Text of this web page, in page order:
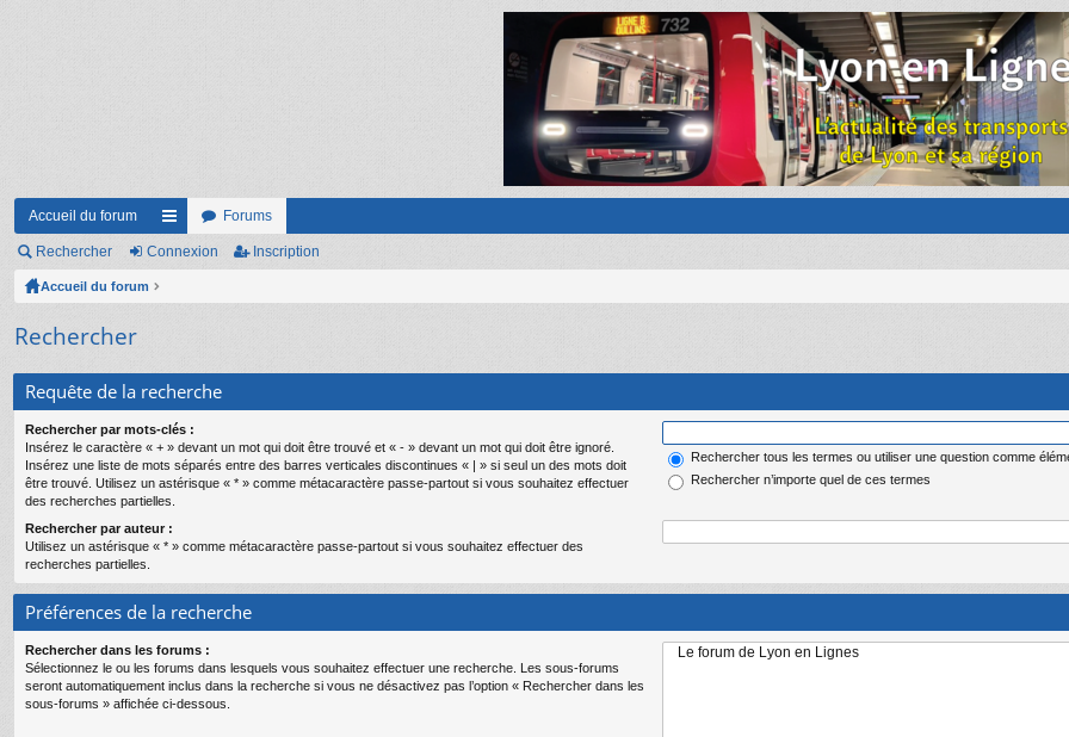
Accueil du forum
ac
s
Forums
Rechercher Connexion Inscription
Accueil du forum
Rechercher
Requête de la recherche
Rechercher par mots-clés :
Insérez le caractère « + » devant un mot qui doit être trouvé et « - » devant un mot qui doit être ignoré.
Insérez une liste de mots séparés entre des barres verticales discontinues « | » si seul un des mots doit
être trouvé. Utilisez un astérisque « * » comme métacaractère passe-partout si vous souhaitez effectuer
des recherches partielles.
Rechercher tous les termes ou utiliser une question comme
Rechercher n’importe quel de ces termes
Rechercher par auteur :
Utilisez un astérisque « * » comme métacaractère passe-partout si vous souhaitez effectuer des
recherches partielles.
Préférences de la recherche
Rechercher dans les forums :
Sélectionnez le ou les forums dans lesquels vous souhaitez effectuer une recherche. Les sous-forums
seront automatiquement inclus dans la recherche si vous ne désactivez pas l’option « Rechercher dans les
sous-forums » affichée ci-dessous.